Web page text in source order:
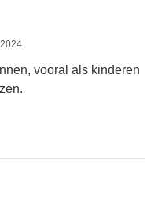
vooral als kinderen